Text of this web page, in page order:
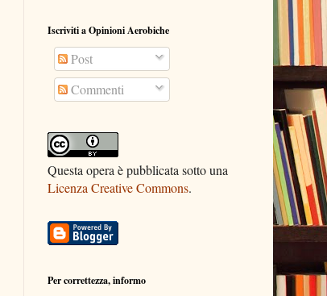
Iscriviti a Opinioni Aerobiche
Post
Commenti
Questa opera è pubblicata sotto una
Licenza Creative Commons.
Per correttezza, informo